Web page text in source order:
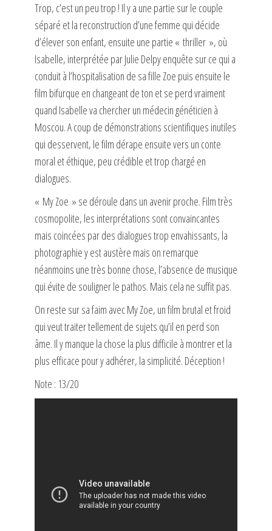
Trop, c’est un peu trop ! Il y a une partie sur le couple
séparé et la reconstruction d’une femme qui décide
d’élever son enfant, ensuite une partie « thriller », où
Isabelle, interprétée par Julie Delpy enquête sur ce qui a
conduit à l’hospitalisation de sa fille Zoe puis ensuite le
film bifurque en changeant de ton et se perd vraiment
quand Isabelle va chercher un médecin généticien à
Moscou. A coup de démonstrations scientifiques inutiles
qui desservent, le film dérape ensuite vers un conte
moral et éthique, peu crédible et trop chargé en
dialogues.
« My Zoe » se déroule dans un avenir proche. Film très
cosmopolite, les interprétations sont convaincantes
mais coincées par des dialogues trop envahissants, la
photographie y est austère mais on remarque
néanmoins une très bonne chose, l’absence de musique
qui évite de souligner le pathos. Mais cela ne suffit pas.
On reste sur sa faim avec My Zoe, un film brutal et froid
qui veut traiter tellement de sujets qu’il en perd son
âme. Il y manque la chose la plus difficile à montrer et la
plus efficace pour y adhérer, la simplicité. Déception !
Note : 13/20